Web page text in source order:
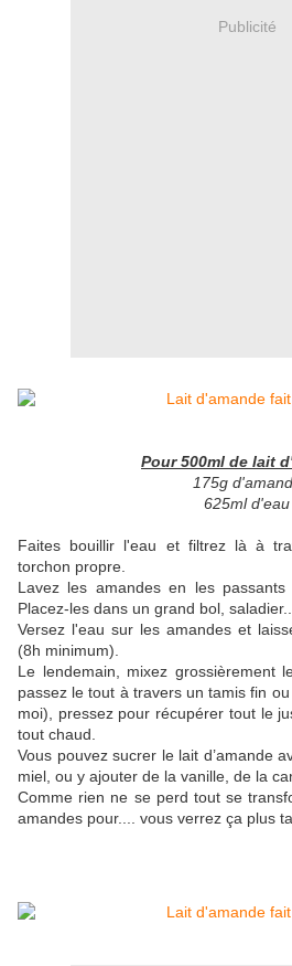
Publicité
Pour 500ml de lait
175g
625ml d'eau
Faites bouillir l'eau et filtrez là à
torchon propre.
Lavez les amandes en les passants
Placez-les dans un grand bol,
Versez l'eau sur les amandes et
(8h minimum).
Le lendemain, mixez grossièrement
passez le tout à travers un tamis fin
moi), pressez pour récupérer tout le
tout chaud.
Vous pouvez sucrer le lait d’amande
miel, ou y ajouter de la vanille, de la
Comme rien ne se perd tout se
amandes pour.... vous verrez ça plus